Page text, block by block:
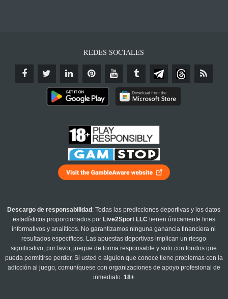
REDES SOCIALES
Descargo de responsabilidad : Todas las predicciones deportivas y los datos
estadísticos proporcionados por Live2Sport LLC tienen únicamente fines
informativos y analíticos. No garantizamos ninguna ganancia financiera ni
resultados específicos. Las apuestas deportivas implican un riesgo
significativo; por favor, juegue de forma responsable y solo con fondos que
pueda permitirse perder. Si usted o alguien que conoce tiene problemas con la
adicción al juego, comuníquese con organizaciones de apoyo profesional de
inmediato.18+